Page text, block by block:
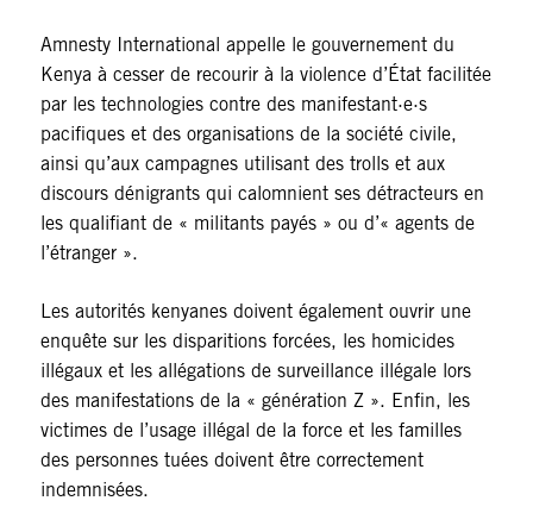
Amnesty International appelle le gouvernement du
Kenya à cesser de recourir à la violence d’État facilitée
par les technologies contre des manifestant·e·s
pacifiques et des organisations de la société civile,
ainsi qu’aux campagnes utilisant des trolls et aux
discours dénigrants qui calomnient ses détracteurs en
les qualifiant de « militants payés » ou d’« agents de
l’étranger ».
Les autorités kenyanes doivent également ouvrir une
enquête sur les disparitions forcées, les homicides
illégaux et les allégations de surveillance illégale lors
des manifestations de la « génération Z ». Enfin, les
victimes de l’usage illégal de la force et les familles
des personnes tuées doivent être correctement
indemnisées.